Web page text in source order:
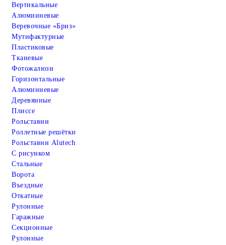
Вертикальные
Алюмииневые
Веревочные «Бриз»
Мутифактурные
Пластиковые
Тканевые
Фотожалюзи
Горизонтальные
Алюминиевые
Деревянные
Плиссе
Рольставни
Роллетные решётки
Рольставни Alutech
С рисунком
Стальные
Ворота
Въездные
Откатные
Рулонные
Гаражные
Cекционные
Рулонные